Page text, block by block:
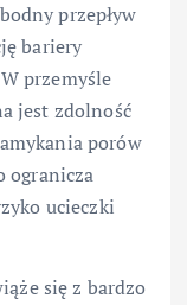
przepływ
bariery
przemyśle
jest zdolność
porów
ogranicza
ucieczki
się z bardzo